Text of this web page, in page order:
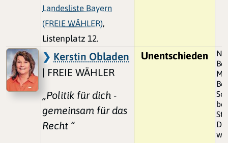
Landesliste Bayern
(FREIE WÄHLER),
Listenplatz 12.
Kerstin Obladen
| FREIE WÄHLER
„Politik für dich -
gemeinsam für das
Recht “
Unentschieden